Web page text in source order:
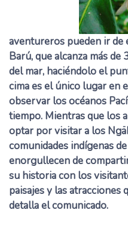
aventureros pueden ir de
Barú, que alcanza más
del mar, haciéndolo el
cima es el único lugar en
observar los océanos
tiempo. Mientras que los
optar por visitar a los
comunidades indígenas
enorgullecen de
su historia con los
paisajes y las atracciones
detalla el comunicado.